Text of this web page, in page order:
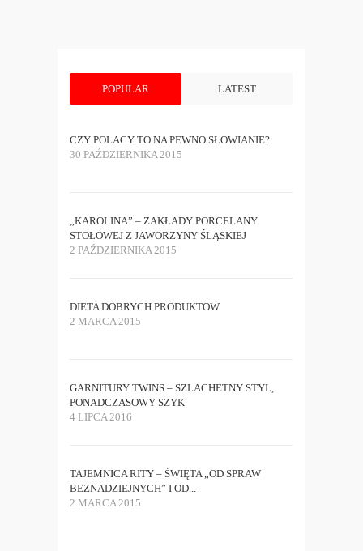
POPULAR LATEST
CZY POLACY TO NA PEWNO SŁOWIANIE?
30 PAŹDZIERNIKA 2015
„KAROLINA” – ZAKŁADY PORCELANY
STOŁOWEJ Z JAWORZYNY ŚLĄSKIEJ
2 PAŹDZIERNIKA 2015
DIETA DOBRYCH PRODUKTOW
2 MARCA 2015
GARNITURY TWINS – SZLACHETNY STYL,
PONADCZASOWY SZYK
4 LIPCA 2016
TAJEMNICA RITY – ŚWIĘTA „OD SPRAW
BEZNADZIEJNYCH” I OD...
2 MARCA 2015